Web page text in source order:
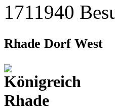
1711940
Rhade Dorf West